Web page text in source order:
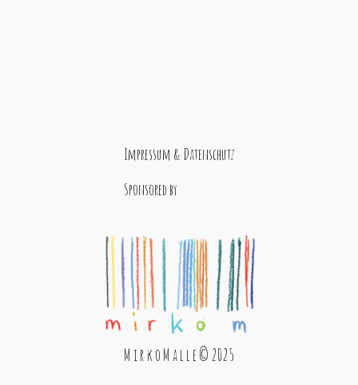
Impressum & Datenschutz
Sponsored by
M i r k o M a l l e © 2025